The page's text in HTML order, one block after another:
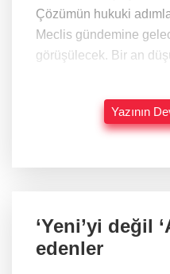
Çözümün hukuki
Meclis gündemine
görüşülecek. Bir an
Yazının
‘Yeni’yi değil
edenler